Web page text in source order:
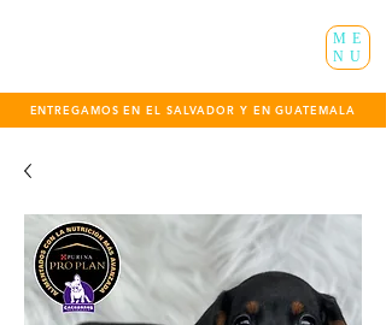
ENTREGAMOS EN EL SALVADOR Y EN GUATEMALA
ME
NU